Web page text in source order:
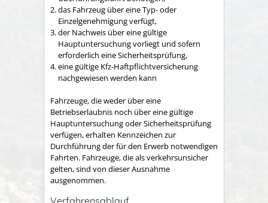
das Fahrzeug über eine Typ- oder
Einzelgenehmigung verfügt,
der Nachweis über eine gültige
Hauptuntersuchung vorliegt und sofern
erforderlich eine Sicherheitsprüfung,
eine gültige Kfz-Haftpflichtversicherung
nachgewiesen werden kann
Fahrzeuge, die weder über eine
Betriebserlaubnis noch über eine gültige
Hauptuntersuchung oder Sicherheitsprüfung
verfügen, erhalten Kennzeichen zur
Durchführung der für den Erwerb notwendigen
Fahrten. Fahrzeuge, die als verkehrsunsicher
gelten, sind von dieser Ausnahme
ausgenommen.
Verfahrensablauf